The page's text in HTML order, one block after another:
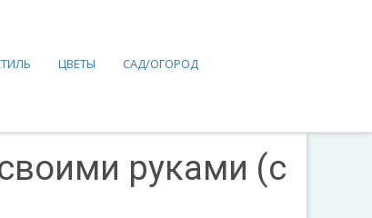
ЦВЕТЫ САД/ОГОРОД
руками (с